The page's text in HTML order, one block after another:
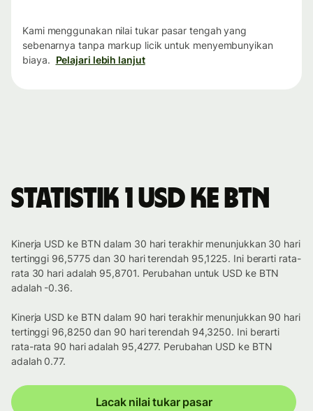
Kami menggunakan nilai tukar pasar tengah yang
sebenarnya tanpa markup licik untuk menyembunyikan
biaya. Pelajari lebih lanjut
Statistik 1 USD ke BTN
Kinerja USD ke BTN dalam 30 hari terakhir menunjukkan 30 hari
tertinggi 96,5775 dan 30 hari terendah 95,1225. Ini berarti rata-
rata 30 hari adalah 95,8701. Perubahan untuk USD ke BTN
adalah -0.36.
Kinerja USD ke BTN dalam 90 hari terakhir menunjukkan 90 hari
tertinggi 96,8250 dan 90 hari terendah 94,3250. Ini berarti
rata-rata 90 hari adalah 95,4277. Perubahan USD ke BTN
adalah 0.77.
Lacak nilai tukar pasar